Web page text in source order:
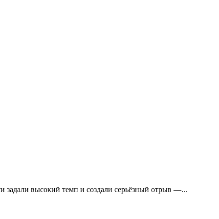
высокий темп и создали серьёзный отрыв —...